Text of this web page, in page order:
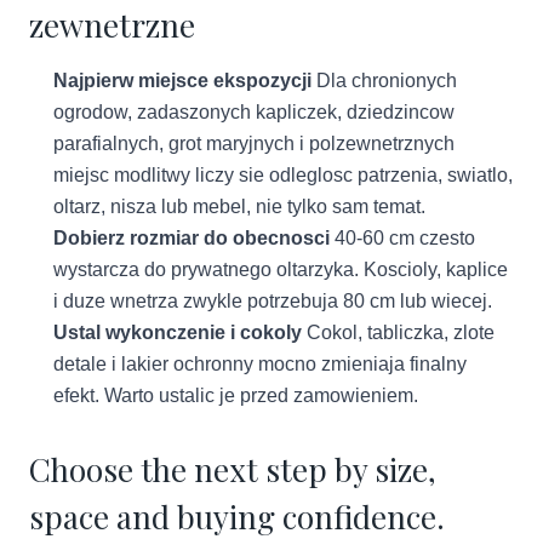
zewnetrzne
Najpierw miejsce ekspozycji Dla chronionych
ogrodow, zadaszonych kapliczek, dziedzincow
parafialnych, grot maryjnych i polzewnetrznych
miejsc modlitwy liczy sie odleglosc patrzenia, swiatlo,
oltarz, nisza lub mebel, nie tylko sam temat.
Dobierz rozmiar do obecnosci 40-60 cm czesto
wystarcza do prywatnego oltarzyka. Koscioly, kaplice
i duze wnetrza zwykle potrzebuja 80 cm lub wiecej.
Ustal wykonczenie i cokoly Cokol, tabliczka, zlote
detale i lakier ochronny mocno zmieniaja finalny
efekt. Warto ustalic je przed zamowieniem.
Choose the next step by size,
space and buying confidence.